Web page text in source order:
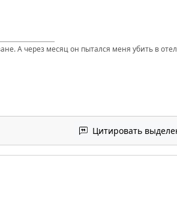
А через месяц он пытался меня убить в
Цитировать